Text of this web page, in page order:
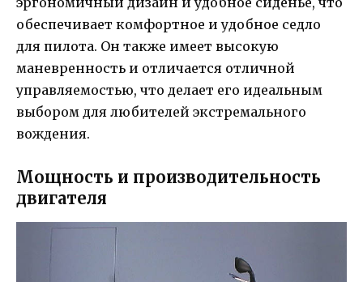
обеспечивает комфортное и удобное седло
для пилота. Он также имеет высокую
маневренность и отличается отличной
управляемостью, что делает его идеальным
выбором для любителей экстремального
вождения.
Мощность и производительность
двигателя